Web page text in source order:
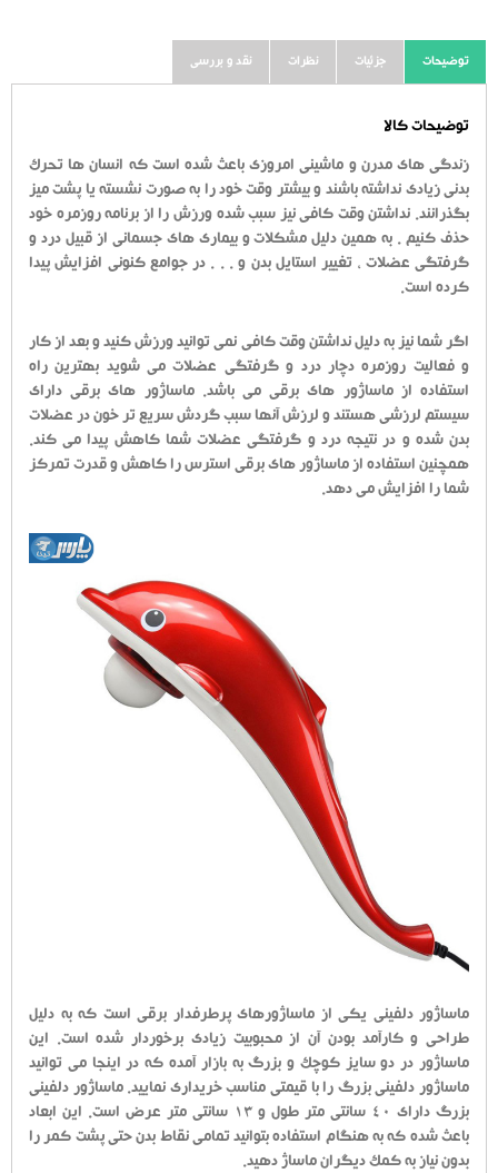
توضیحات جزئیات نظرات نقد و بررسی
توضیحات کالا
زندگی های مدرن و ماشینی امروزی باعث شده است که انسان ها تحرک
بدنی زیادی نداشته باشند و بیشتر وقت خود را به صورت نشسته یا پشت میز
بگذرانند. نداشتن وقت کافی نیز سبب شده ورزش را از برنامه روزمره خود
حذف کنیم . به همین دلیل مشکلات و بیماری های جسمانی از قبیل درد و
گرفتگی عضلات ، تغییر استایل بدن و . . . در جوامع کنونی افزایش پیدا
کرده است.
اگر شما نیز به دلیل نداشتن وقت کافی نمی توانید ورزش کنید و بعد از کار
و فعالیت روزمره دچار درد و گرفتگی عضلات می شوید بهترین راه
استفاده از ماساژور های برقی می باشد. ماساژور های برقی دارای
سیستم لرزشی هستند و لرزش آنها سبب گردش سریع تر خون در عضلات
بدن شده و در نتیجه درد و گرفتگی عضلات شما کاهش پیدا می کند.
همچنین استفاده از ماساژور های برقی استرس را کاهش و قدرت تمرکز
شما را افزایش می دهد.
ماساژور دلفینی یکی از ماساژورهای پرطرفدار برقی است که به دلیل
طراحی و کارآمد بودن آن از محبوبیت زیادی برخوردار شده است. این
ماساژور در دو سایز کوچک و بزرگ به بازار آمده که در اینجا می توانید
ماساژور دلفینی بزرگ را با قیمتی مناسب خریداری نمایید. ماساژور دلفینی
بزرگ دارای 40 سانتی متر طول و 13 سانتی متر عرض است. این ابعاد
باعث شده که به هنگام استفاده بتوانید تمامی نقاط بدن حتی پشت کمر را
بدون نیاز به کمک دیگران ماساژ دهید.